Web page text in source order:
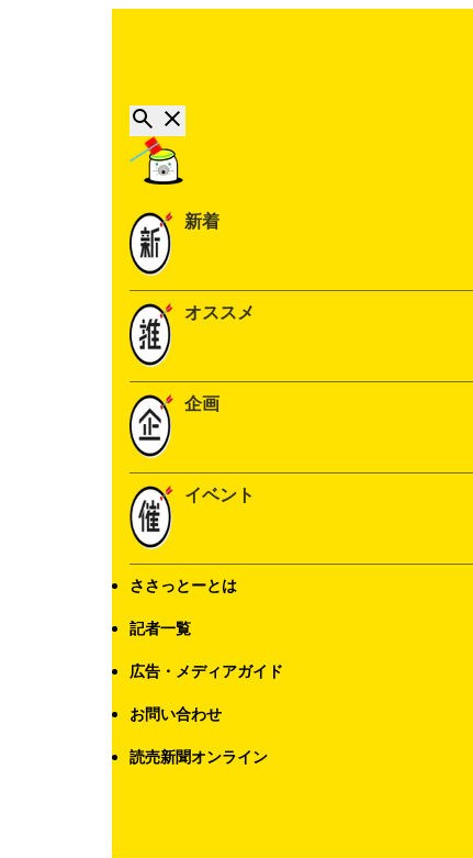
新着
オススメ
企画
イベント
ささっとーとは
記者一覧
広告・メディアガイド
お問い合わせ
読売新聞オンライン